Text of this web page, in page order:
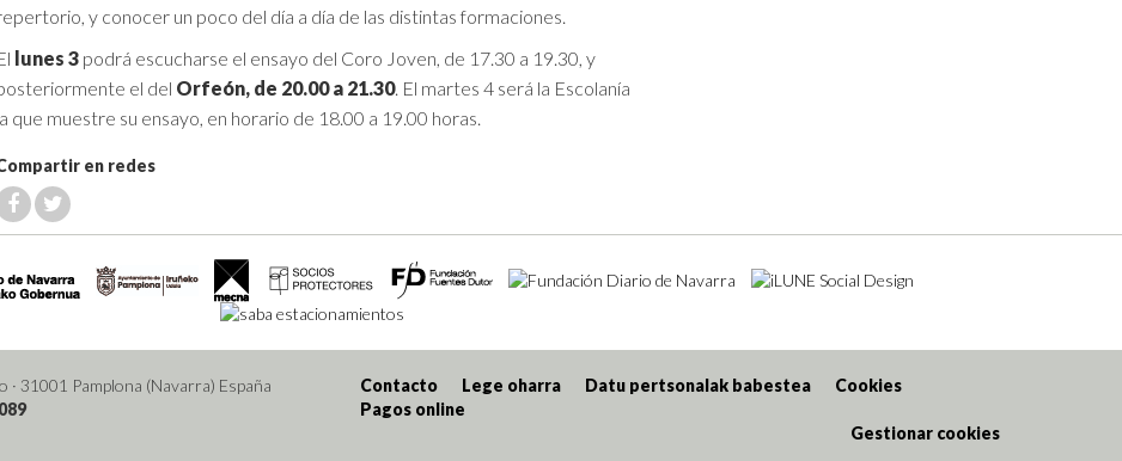
y conocer un poco del día a día de las distintas formaciones.
lunes 3 podrá escucharse el ensayo del Coro Joven, de 17.30 a 19.30, y
el del Orfeón, de 20.00 a 21.30. El martes 4 será la Escolanía
que muestre su ensayo, en horario de 18.00 a 19.00 horas.
en redes
· 31001 Pamplona (Navarra) España
Contacto Lege oharra Datu pertsonalak babestea
Cookies
Pagos online
Gestionar cookies